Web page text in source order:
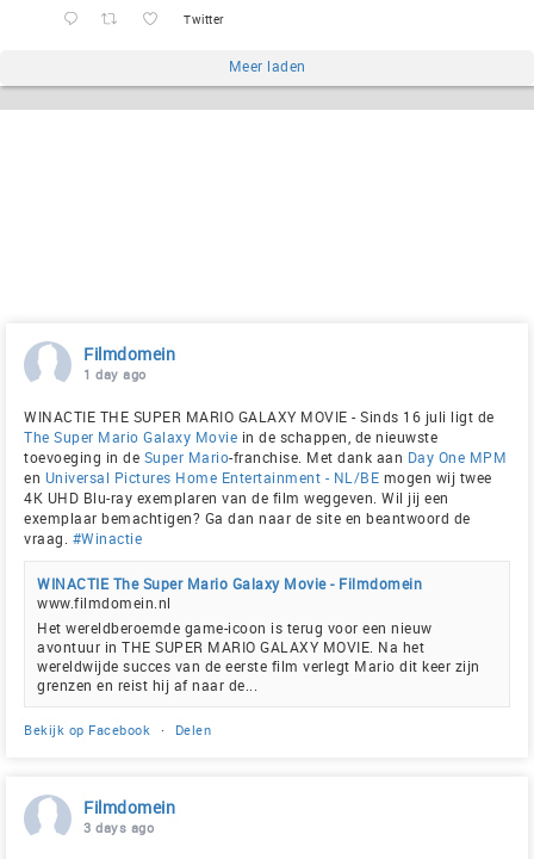
Twitter
Meer laden
Filmdomein
1 day ago
WINACTIE THE SUPER MARIO GALAXY MOVIE - Sinds 16 juli ligt de
The Super Mario Galaxy Movie in de schappen, de nieuwste
toevoeging in de Super Mario-franchise. Met dank aan Day One MPM
en Universal Pictures Home Entertainment - NL/BE mogen wij twee
4K UHD Blu-ray exemplaren van de film weggeven. Wil jij een
exemplaar bemachtigen? Ga dan naar de site en beantwoord de
vraag. #Winactie
WINACTIE The Super Mario Galaxy Movie - Filmdomein
www.filmdomein.nl
Het wereldberoemde game-icoon is terug voor een nieuw
avontuur in THE SUPER MARIO GALAXY MOVIE. Na het
wereldwijde succes van de eerste film verlegt Mario dit keer zijn
grenzen en reist hij af naar de...
Bekijk op Facebook · Delen
Filmdomein
3 days ago